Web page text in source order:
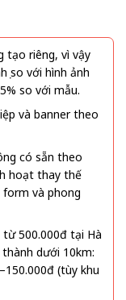
tạo riêng, vì vậy
so với hình ảnh
so với mẫu.
và banner theo
có sẵn theo
hoạt thay thế
và phong
500.000đ tại Hà
dưới 10km:
(tùy khu